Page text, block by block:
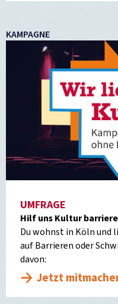
KAMPAGNE
UMFRAGE
Hilf uns Kultur
Du wohnst in Köln und
auf Barrieren oder
davon:
Jetzt